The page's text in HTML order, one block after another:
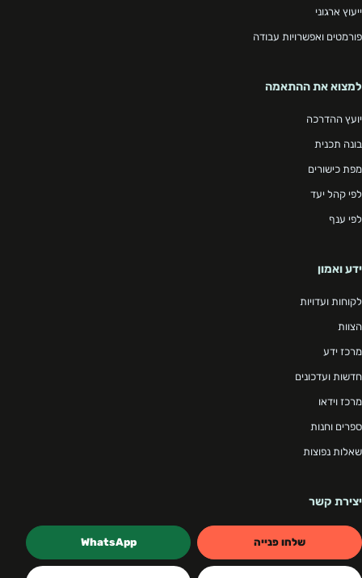
ייעוץ ארגוני
פורמטים ואפשרויות עבודה
למצוא את ההתאמה
יועץ ההדרכה
בונה תכנית
מפת כישורים
לפי קהל יעד
לפי ענף
ידע ואמון
לקוחות ועדויות
הצוות
מרכז ידע
חדשות ועדכונים
מרכז וידאו
ספרים וחנות
שאלות נפוצות
יצירת קשר
שלחו פנייה WhatsApp